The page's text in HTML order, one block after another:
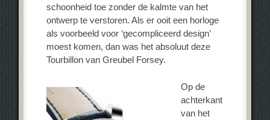
schoonheid toe zonder de kalmte van het
ontwerp te verstoren. Als er ooit een horloge
als voorbeeld voor ‘gecompliceerd design’
moest komen, dan was het absoluut deze
Tourbillon van Greubel Forsey.
Op de
achterkant
van het